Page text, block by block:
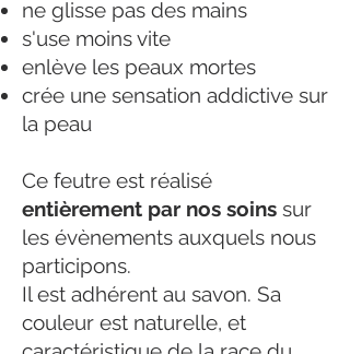
ne glisse pas des mains
s'use moins vite
enlève les peaux mortes
crée une sensation addictive sur
la peau
Ce feutre est réalisé
entièrement par nos soins sur
les évènements auxquels nous
participons.
Il est adhérent au savon. Sa
couleur est naturelle, et